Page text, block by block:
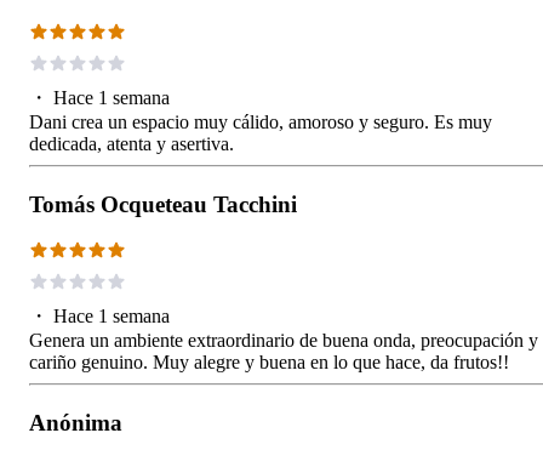
・ Hace 1 semana
Dani crea un espacio muy cálido, amoroso y seguro. Es muy
dedicada, atenta y asertiva.
Tomás Ocqueteau Tacchini
・ Hace 1 semana
Genera un ambiente extraordinario de buena onda, preocupación y
cariño genuino. Muy alegre y buena en lo que hace, da frutos!!
Anónima